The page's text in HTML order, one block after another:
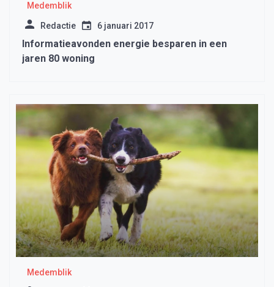
Medemblik
Redactie 6 januari 2017
Informatieavonden energie besparen in een
jaren 80 woning
Medemblik